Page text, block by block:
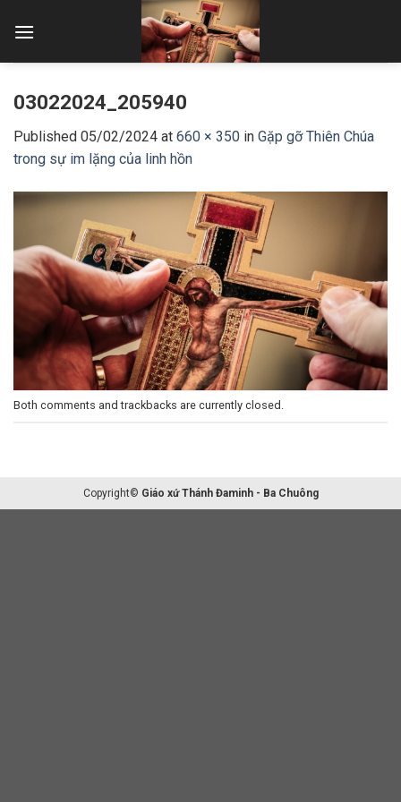
03022024_205940
Published 05/02/2024 at 660 × 350 in Gặp gỡ Thiên Chúa
trong sự im lặng của linh hồn
Both comments and trackbacks are currently closed.
Copyright© Giáo xứ Thánh Đaminh - Ba Chuông